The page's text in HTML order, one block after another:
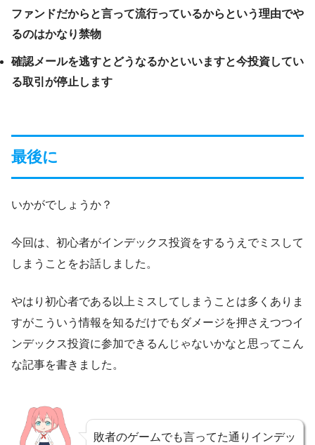
ファンドだからと言って流行っているからという理由でや
るのはかなり禁物
確認メールを逃すとどうなるかといいますと今投資してい
る取引が停止します
最後に
いかがでしょうか？
今回は、初心者がインデックス投資をするうえでミスして
しまうことをお話しました。
やはり初心者である以上ミスしてしまうことは多くありま
すがこういう情報を知るだけでもダメージを押さえつつイ
ンデックス投資に参加できるんじゃないかなと思ってこん
な記事を書きました。
敗者のゲームでも言ってた通りインデッ